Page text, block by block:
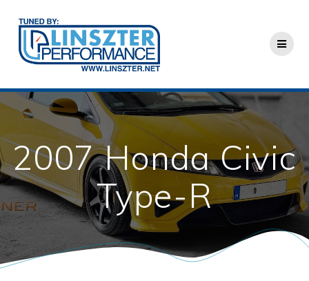
content
2007 Honda Civic
Type-R